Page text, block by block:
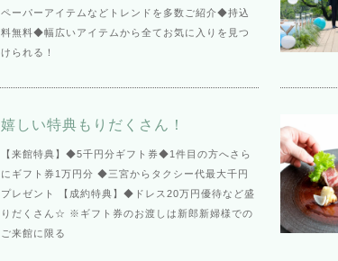
ペーパーアイテムなどトレンドを多数ご紹介◆持込
料無料◆幅広いアイテムから全てお気に入りを見つ
けられる！
嬉しい特典もりだくさん！
【来館特典】◆5千円分ギフト券◆1件目の方へさら
にギフト券1万円分 ◆三宮からタクシー代最大千円
プレゼント 【成約特典】◆ドレス20万円優待など盛
りだくさん☆ ※ギフト券のお渡しは新郎新婦様での
ご来館に限る